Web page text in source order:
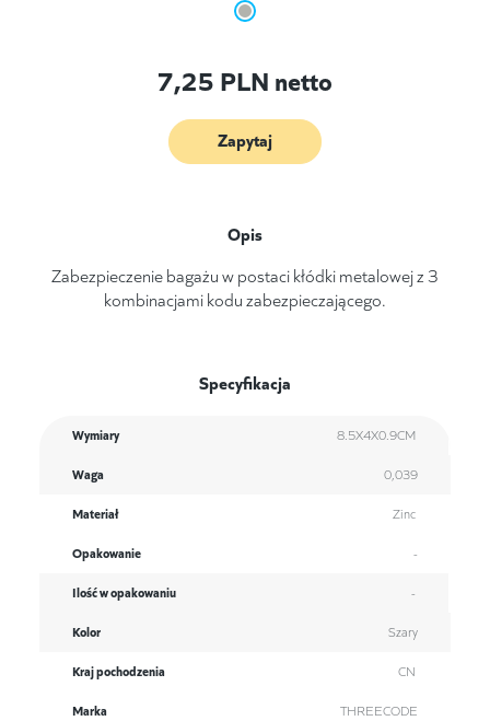
7,25 PLN netto
Zapytaj
Opis
Zabezpieczenie bagażu w postaci kłódki metalowej z 3
kombinacjami kodu zabezpieczającego.
Specyfikacja
Wymiary 8.5X4X0.9CM
Waga 0,039
Materiał Zinc
Opakowanie -
Ilość w opakowaniu -
Kolor Szary
Kraj pochodzenia CN
Marka THREECODE